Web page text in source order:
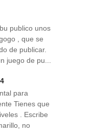
publico unos
, que se
de publicar.
juego de pu...
para
Tienes que
. Escribe
no